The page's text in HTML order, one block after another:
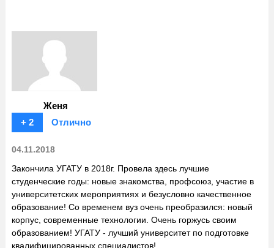
Женя
+ 2
Отлично
04.11.2018
Закончила УГАТУ в 2018г. Провела здесь лучшие
студенческие годы: новые знакомства, профсоюз, участие в
университетских мероприятиях и безусловно качественное
образование! Со временем вуз очень преобразился: новый
корпус, современные технологии. Очень горжусь своим
образованием! УГАТУ - лучший университет по подготовке
квалифицированных специалистов!